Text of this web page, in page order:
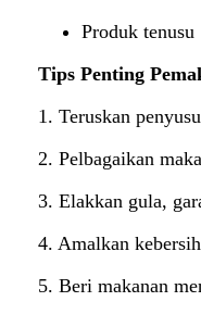
Produk tenusu
Tips Penting
1. Teruskan
2. Pelbagaikan
3. Elakkan gula,
4. Amalkan
5. Beri makanan